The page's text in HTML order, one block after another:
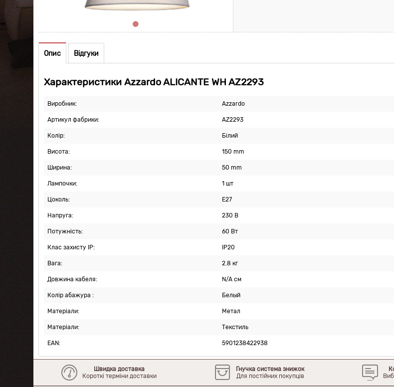
Опис Відгуки
Характеристики Azzardo ALICANTE WH AZ2293
Виробник: Azzardo
Артикул фабрики: AZ2293
Колір: Білий
Висота: 150 mm
Ширина: 50 mm
Лампочки: 1 шт
Цоколь: E27
Напруга: 230 В
Потужність: 60 Вт
Клас захисту IP: IP20
Вага: 2.8 кг
Довжина кабеля: N/A см
Колір абажура : Белый
Матеріали: Метал
Матеріали: Текстиль
EAN: 5901238422938
Швидка доставка
Короткі терміни доставки
Гнучка система знижок
Для постійних покупців